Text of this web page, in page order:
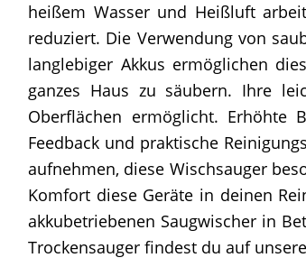
heißem Wasser und Heißluft
reduziert. Die Verwendung von
langlebiger Akkus ermöglichen
ganzes Haus zu säubern. Ihre
Oberflächen ermöglicht. Erhöhte
Feedback und praktische
aufnehmen, diese Wischsauger
Komfort diese Geräte in deinen
akkubetriebenen Saugwischer in
Trockensauger findest du auf